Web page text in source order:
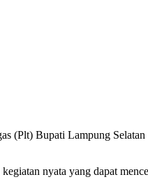
(Plt) Bupati Lampung
nyata yang dapat